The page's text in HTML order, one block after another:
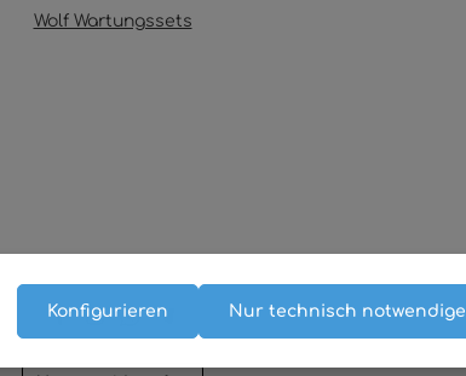
Wolf Wartungssets
Nur technisch notwendige
Konfigurieren